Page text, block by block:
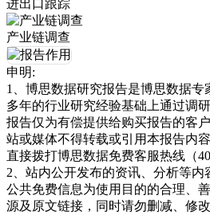
进出口跟踪
产业链调查
申明:
1、博思数据研究报告是博思数据专
多年的行业研究经验基础上通过调
报告仅为有偿提供给购买报告的客
站或媒体不得转载或引用本报告内
直接拨打博思数据免费客服热线（
2、站内公开发布的资讯、分析等内
公共免费信息为使用目的的合理、
源及原文链接，同时请勿删减、修